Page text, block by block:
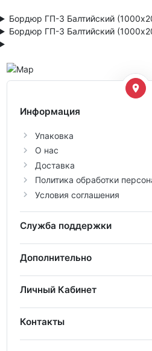
Бордюр ГП-3 Балтийский
Бордюр ГП-3 Балтийский
Информация
Упаковка
О нас
Доставка
Политика обработки
Условия соглашения
Служба поддержки
Дополнительно
Личный Кабинет
Контакты